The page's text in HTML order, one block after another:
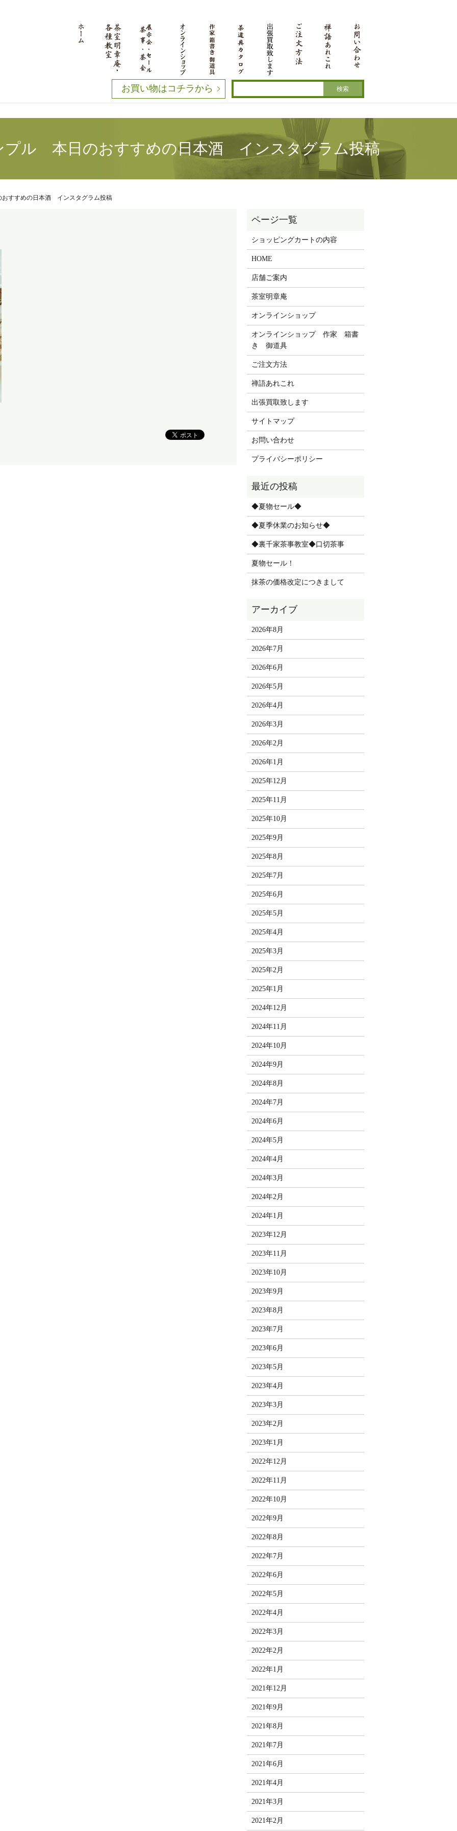
お買い物はコチラから
ル 本日のおすすめの日本酒 インスタグラム投稿
すすめの日本酒 インスタグラム投稿
ショッピングカートの内容
HOME
店舗ご案内
茶室明章庵
オンラインショップ
オンラインショップ 作家 箱書
き 御道具
ご注文方法
禅語あれこれ
出張買取致します
サイトマップ
お問い合わせ
プライバシーポリシー
◆夏物セール◆
◆夏季休業のお知らせ◆
◆裏千家茶事教室◆口切茶事
夏物セール！
抹茶の価格改定につきまして
2026年8月
2026年7月
2026年6月
2026年5月
2026年4月
2026年3月
2026年2月
2026年1月
2025年12月
2025年11月
2025年10月
2025年9月
2025年8月
2025年7月
2025年6月
2025年5月
2025年4月
2025年3月
2025年2月
2025年1月
2024年12月
2024年11月
2024年10月
2024年9月
2024年8月
2024年7月
2024年6月
2024年5月
2024年4月
2024年3月
2024年2月
2024年1月
2023年12月
2023年11月
2023年10月
2023年9月
2023年8月
2023年7月
2023年6月
2023年5月
2023年4月
2023年3月
2023年2月
2023年1月
2022年12月
2022年11月
2022年10月
2022年9月
2022年8月
2022年7月
2022年6月
2022年5月
2022年4月
2022年3月
2022年2月
2022年1月
2021年12月
2021年9月
2021年8月
2021年7月
2021年6月
2021年4月
2021年3月
2021年2月